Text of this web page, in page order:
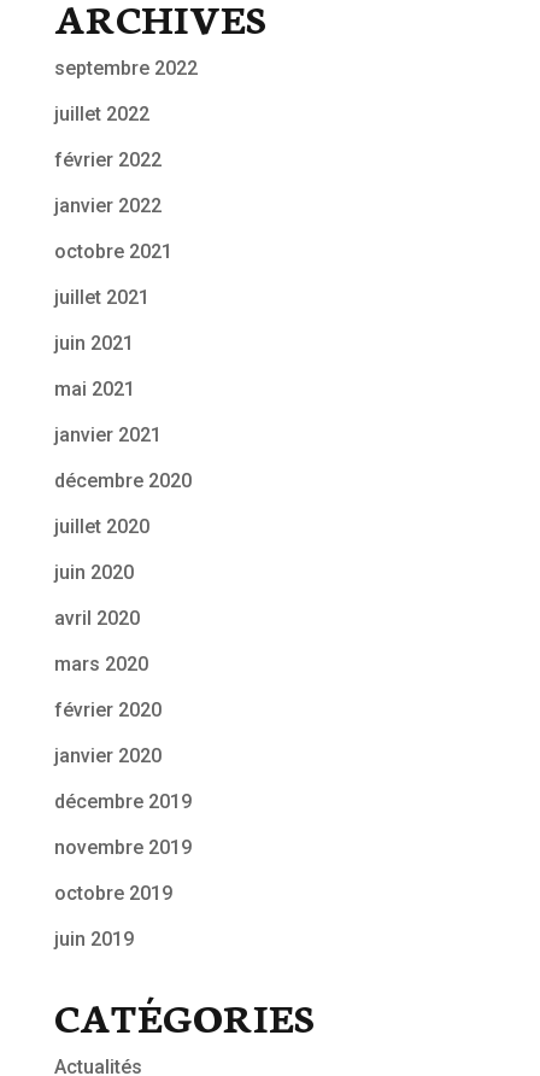
ARCHIVES
septembre 2022
juillet 2022
février 2022
janvier 2022
octobre 2021
juillet 2021
juin 2021
mai 2021
janvier 2021
décembre 2020
juillet 2020
juin 2020
avril 2020
mars 2020
février 2020
janvier 2020
décembre 2019
novembre 2019
octobre 2019
juin 2019
CATÉGORIES
Actualités